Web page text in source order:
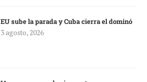
EU sube la parada y Cuba cierra el dominó
3 agosto, 2026